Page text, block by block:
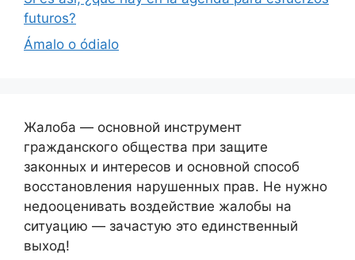
futuros?
Ámalo o ódialo
Жалоба — основной инструмент
гражданского общества при защите
законных и интересов и основной способ
восстановления нарушенных прав. Не нужно
недооценивать воздействие жалобы на
ситуацию — зачастую это единственный
выход!